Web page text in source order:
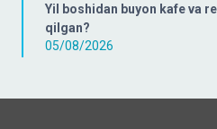
Yil boshidan buyon kafe va
qilgan?
05/08/2026